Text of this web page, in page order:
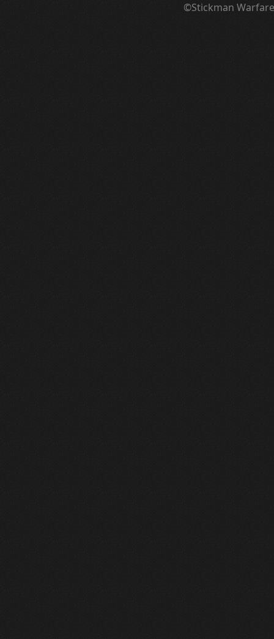
©Stickman Warfare